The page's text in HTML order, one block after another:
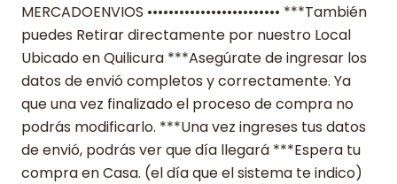
MERCADOENVIOS ••••••••••••••••••••••••• ***También
puedes Retirar directamente por nuestro Local
Ubicado en Quilicura ***Asegúrate de ingresar los
datos de envió completos y correctamente. Ya
que una vez finalizado el proceso de compra no
podrás modificarlo. ***Una vez ingreses tus datos
de envió, podrás ver que día llegará ***Espera tu
compra en Casa. (el día que el sistema te indico)